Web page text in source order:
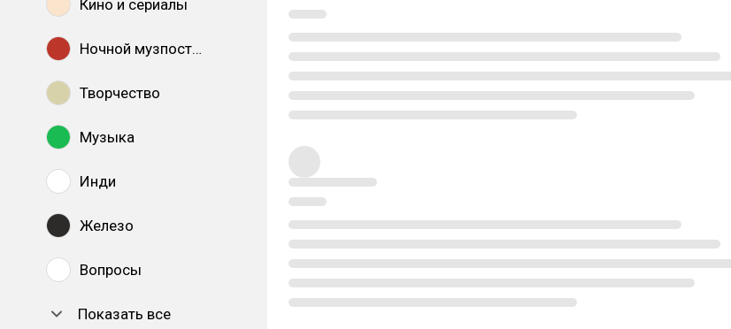
Кино и сериалы
Ночной музпостинг
Творчество
Музыка
Инди
Железо
Вопросы
Показать все